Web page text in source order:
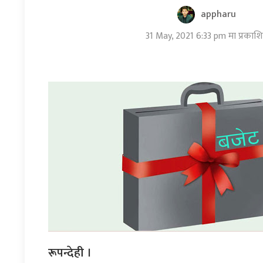
appharu
31 May, 2021 6:33 pm मा
रूपन्देही ।